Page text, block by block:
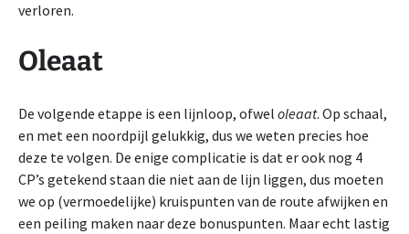
verloren.
Oleaat
De volgende etappe is een lijnloop, ofwel oleaat. Op schaal,
en met een noordpijl gelukkig, dus we weten precies hoe
deze te volgen. De enige complicatie is dat er ook nog 4
CP’s getekend staan die niet aan de lijn liggen, dus moeten
we op (vermoedelijke) kruispunten van de route afwijken en
een peiling maken naar deze bonuspunten. Maar echt lastig